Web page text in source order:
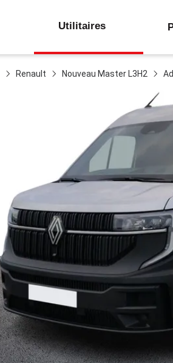
Utilitaires
Renault Nouveau Master L3H2